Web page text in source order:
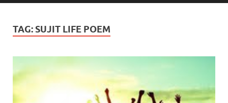
TAG: SUJIT LIFE POEM